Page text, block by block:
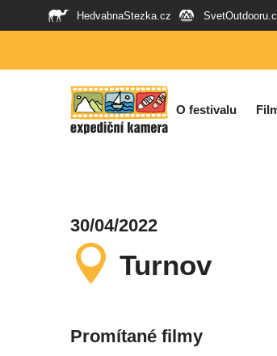
HedvabnaStezka.cz
O festivalu
30/04/2022
Turnov
Promítané filmy